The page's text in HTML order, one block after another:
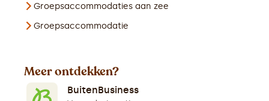
Groepsaccommodaties aan zee
Groepsaccommodatie
Meer ontdekken?
BuitenBusiness